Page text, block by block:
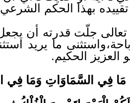
بهذا الحكم
جلّت قدرته أن
ما يريد
العزيز الحكيم.
فِي السَّمَاوَاتِ وَمَا فِي